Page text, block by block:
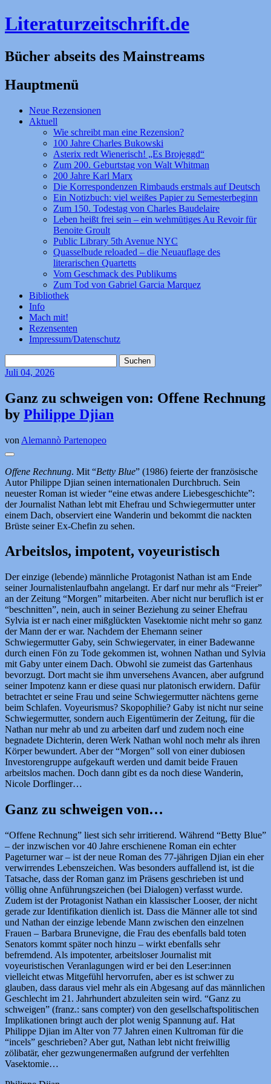
Literaturzeitschrift.de
Bücher abseits des Mainstreams
Hauptmenü
Zum
Inhalt
Neue Rezensionen
Aktuell
Wie schreibt man eine Rezension?
100 Jahre Charles Bukowski
Asterix redt Wienerisch! „Es Brojeggd“
Zum 200. Geburtstag von Walt Whitman
200 Jahre Karl Marx
Die Korrespondenzen Rimbauds erstmals auf Deutsch
Ein Notizbuch: viel weißes Papier zu Semesterbeginn
Zum 150. Todestag von Charles Baudelaire
Leben heißt frei sein – ein wehmütiges Au Revoir für
Benoite Groult
Public Library 5th Avenue NYC
Quasselbude reloaded – die Neuauflage des
literarischen Quartetts
Vom Geschmack des Publikums
Zum Tod von Gabriel Garcia Marquez
Bibliothek
Info
Mach mit!
Rezensenten
Impressum/Datenschutz
nach:
Juli 04, 2026
Ganz zu schweigen von: Offene Rechnung
by Philippe Djian
von Alemannò Partenopeo
Offene Rechnung. Mit “Betty Blue” (1986) feierte der französische
Autor Philippe Djian seinen internationalen Durchbruch. Sein
neuester Roman ist wieder “eine etwas andere Liebesgeschichte”:
der Journalist Nathan lebt mit Ehefrau und Schwiegermutter unter
einem Dach, observiert eine Wanderin und bekommt die nackten
Brüste seiner Ex-Chefin zu sehen.
Arbeitslos, impotent, voyeuristisch
Der einzige (lebende) männliche Protagonist Nathan ist am Ende
seiner Journalistenlaufbahn angelangt. Er darf nur mehr als “Freier”
an der Zeitung “Morgen” mitarbeiten. Aber nicht nur beruflich ist er
“beschnitten”, nein, auch in seiner Beziehung zu seiner Ehefrau
Sylvia ist er nach einer mißglückten Vasektomie nicht mehr so ganz
der Mann der er war. Nachdem der Ehemann seiner
Schwiegermutter Gaby, sein Schwiegervater, in einer Badewanne
durch einen Fön zu Tode gekommen ist, wohnen Nathan und Sylvia
mit Gaby unter einem Dach. Obwohl sie zumeist das Gartenhaus
bevorzugt. Dort macht sie ihm unversehens Avancen, aber aufgrund
seiner Impotenz kann er diese quasi nur platonisch erwidern. Dafür
betrachtet er seine Frau und seine Schwiegermutter nächtens gerne
beim Schlafen. Voyeurismus? Skopophilie? Gaby ist nicht nur seine
Schwiegermutter, sondern auch Eigentümerin der Zeitung, für die
Nathan nur mehr ab und zu arbeiten darf und zudem noch eine
begnadete Dichterin, deren Werk Nathan wohl noch mehr als ihren
Körper bewundert. Aber der “Morgen” soll von einer dubiosen
Investorengruppe aufgekauft werden und damit beide Frauen
arbeitslos machen. Doch dann gibt es da noch diese Wanderin,
Nicole Dorflinger…
Ganz zu schweigen von…
“Offene Rechnung” liest sich sehr irritierend. Während “Betty Blue”
– der inzwischen vor 40 Jahre erschienene Roman ein echter
Pageturner war – ist der neue Roman des 77-jährigen Djian ein eher
verwirrendes Lebenszeichen. Was besonders auffallend ist, ist die
Tatsache, dass der Roman ganz im Präsens geschrieben ist und
völlig ohne Anführungszeichen (bei Dialogen) verfasst wurde.
Zudem ist der Protagonist Nathan ein klassischer Looser, der nicht
gerade zur Identifikation dienlich ist. Dass die Männer alle tot sind
und Nathan der einzige lebende Mann zwischen den einzelnen
Frauen – Barbara Brunevigne, die Frau des ebenfalls bald toten
Senators kommt später noch hinzu – wirkt ebenfalls sehr
befremdend. Als impotenter, arbeitsloser Journalist mit
voyeuristischen Veranlagungen wird er bei den Leser:innen
vielleicht etwas Mitgefühl hervorrufen, aber es ist schwer zu
glauben, dass daraus viel mehr als ein Abgesang auf das männlichen
Geschlecht im 21. Jahrhundert abzuleiten sein wird. “Ganz zu
schweigen” (franz.: sans compter) von den gesellschaftspolitischen
Implikationen bringt auch der plot wenig Spannung auf. Hat
Philippe Djian im Alter von 77 Jahren einen Kultroman für die
“incels” geschrieben? Aber gut, Nathan lebt nicht freiwillig
zölibatär, eher gezwungenermaßen aufgrund der verfehlten
Vasektomie…